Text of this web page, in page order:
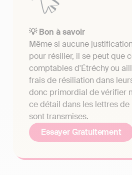
💡 Bon à savoir
Même si aucune
pour résilier, il se peut que
comptables d'Étréchy ou
frais de résiliation dans
donc primordial de vérifier
ce détail dans les lettres
sont transmises.
Essayer Gratuitement